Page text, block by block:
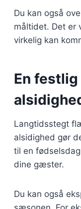
Du kan også
måltidet. Det er
virkelig kan
En
Langtidsstegt
alsidighed gør
til en
dine gæster.
Du kan også